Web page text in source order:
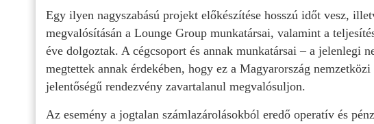
Egy ilyen nagyszabású projekt előkészítése hosszú időt vesz,
megvalósításán a Lounge Group munkatársai, valamint a
éve dolgoztak. A cégcsoport és annak munkatársai – a jelenlegi
megtettek annak érdekében, hogy ez a Magyarország
jelentőségű rendezvény zavartalanul megvalósuljon.
Az esemény a jogtalan számlazárolásokból eredő operatív és